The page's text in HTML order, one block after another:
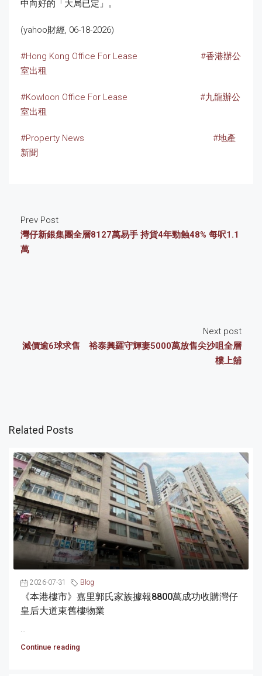
中向好的「大局已定」。
(yahoo財經, 06-18-2026)
#Hong Kong Office For Lease
#香港辦公
室出租
#Kowloon Office For Lease
#九龍辦公
室出租
#Property News
#地產
新聞
Prev Post
灣仔新銀集團全層8127萬易手 持貨4年勁蝕48% 每呎1.1
萬
Next post
減價逾6球求售 裕泰興羅守輝妻5000萬放售尖沙咀全層
樓上舖
Related Posts
2026-07-31 Blog
《本港樓市》嘉里郭氏家族據報8800萬成功收購灣仔
皇后大道東舊樓物業
...
Continue reading